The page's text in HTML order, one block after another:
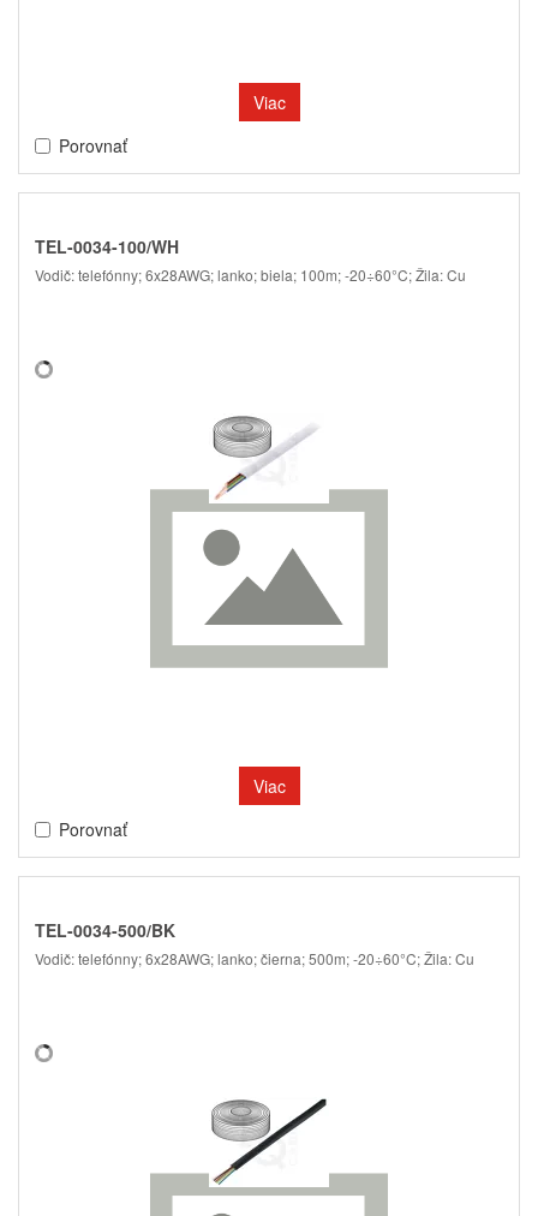
Viac
Porovnať
TEL-0034-100/WH
Vodič: telefónny; 6x28AWG; lanko; biela; 100m; -20÷60°C; Žila: Cu
Viac
Porovnať
TEL-0034-500/BK
Vodič: telefónny; 6x28AWG; lanko; čierna; 500m; -20÷60°C; Žila: Cu